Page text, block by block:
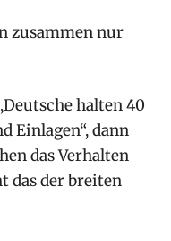
zusammen nur
halten 40
Einlagen“, dann
das Verhalten
das der breiten